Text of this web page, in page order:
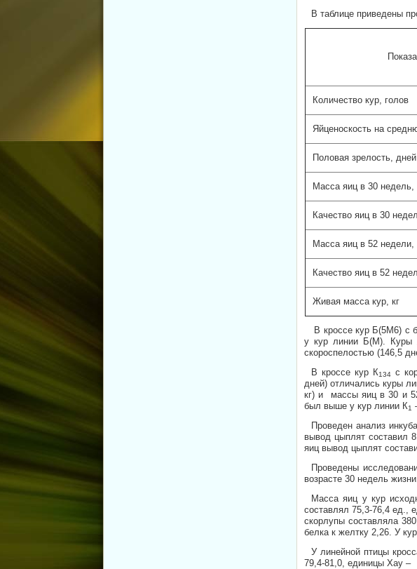
В таблице приведены
Количество кур, голов
Яйценоскость на
Половая зрелость, дней
Масса яиц в 30 недель,
Качество яиц в 30
Масса яиц в 52 недели,
Качество яиц в 52
Живая масса кур, кг
В кроссе кур Б(5М6) с
у кур линии Б(М). Куры
скороспелостью (146,5
В кроссе кур К134 с
дней) отличались куры
кг) и массы яиц в 30 и
был выше у кур линии К1
Проведен анализ
вывод цыплят составил
яиц вывод цыплят
Проведены
возрасте 30 недель
Масса яиц у кур
составлял 75,3-76,4 ед.,
скорлупы составляла
белка к желтку 2,26. У
У линейной птицы
79,4-81,0, единицы Хау –